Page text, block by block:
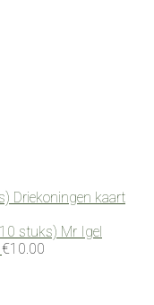
Driekoningen kaart
Mr Igel
€10.00